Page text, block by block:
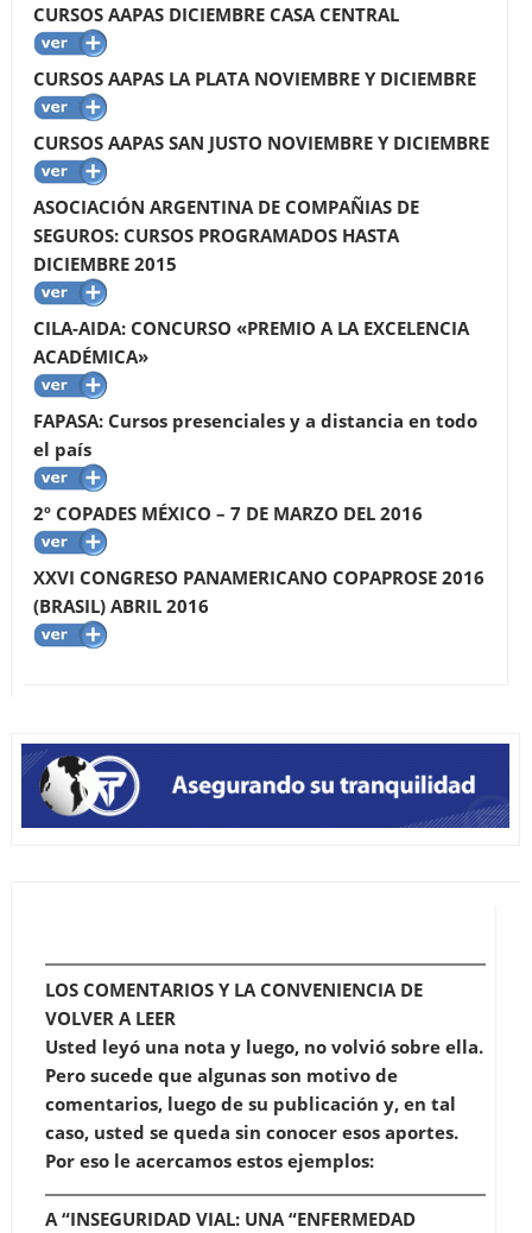
CURSOS AAPAS DICIEMBRE CASA CENTRAL
CURSOS AAPAS LA PLATA NOVIEMBRE Y DICIEMBRE
CURSOS AAPAS SAN JUSTO NOVIEMBRE Y DICIEMBRE
ASOCIACIÓN ARGENTINA DE COMPAÑIAS DE
SEGUROS: CURSOS PROGRAMADOS HASTA
DICIEMBRE 2015
CILA-AIDA: CONCURSO «PREMIO A LA EXCELENCIA
ACADÉMICA»
FAPASA: Cursos presenciales y a distancia en todo
el país
2º COPADES MÉXICO – 7 DE MARZO DEL 2016
XXVI CONGRESO PANAMERICANO COPAPROSE 2016
(BRASIL) ABRIL 2016
LOS COMENTARIOS Y LA CONVENIENCIA DE
VOLVER A LEER
Usted leyó una nota y luego, no volvió sobre ella.
Pero sucede que algunas son motivo de
comentarios, luego de su publicación y, en tal
caso, usted se queda sin conocer esos aportes.
Por eso le acercamos estos ejemplos:
A “INSEGURIDAD VIAL: UNA “ENFERMEDAD